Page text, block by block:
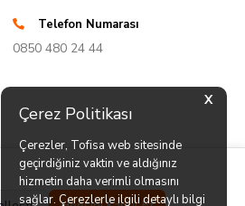
X
Çerez Politikası
Çerezler, Tofisa web sitesinde
geçirdiğiniz vaktin ve aldığınız
hizmetin daha verimli olmasını
sağlar. Çerezlerle ilgili detaylı bilgi
Telefon Numarası
0850 480 24 44